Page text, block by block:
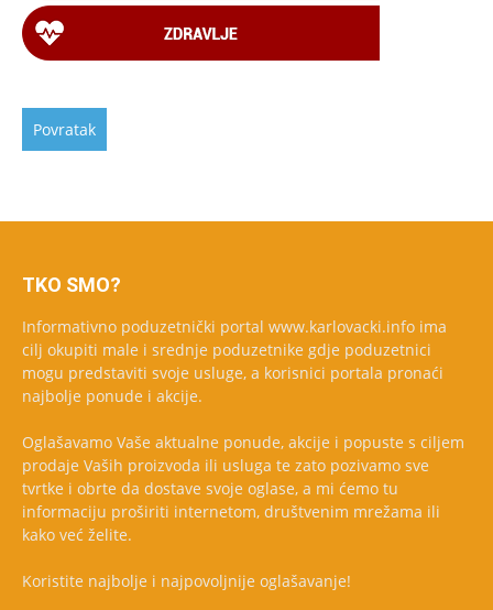
TKO SMO?
Informativno poduzetnički portal www.karlovacki.info ima
cilj okupiti male i srednje poduzetnike gdje poduzetnici
mogu predstaviti svoje usluge, a korisnici portala pronaći
najbolje ponude i akcije.
Oglašavamo Vaše aktualne ponude, akcije i popuste s ciljem
prodaje Vaših proizvoda ili usluga te zato pozivamo sve
tvrtke i obrte da dostave svoje oglase, a mi ćemo tu
informaciju proširiti internetom, društvenim mrežama ili
kako već želite.
Koristite najbolje i najpovoljnije oglašavanje!